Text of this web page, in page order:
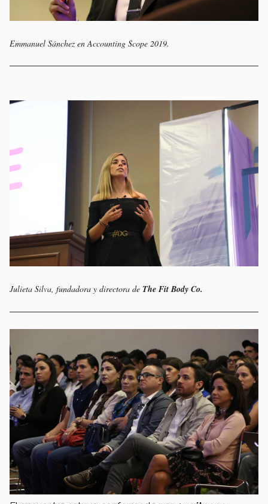
Emmanuel Sánchez en Accounting Scope 2019.
Julieta Silva, fundadora y directora de The Fit Body Co.